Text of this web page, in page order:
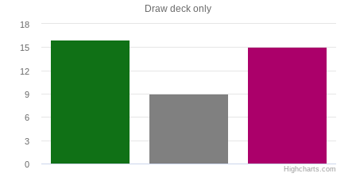
Draw deck only
0
3
6
9
12
15
18
Highcharts.com